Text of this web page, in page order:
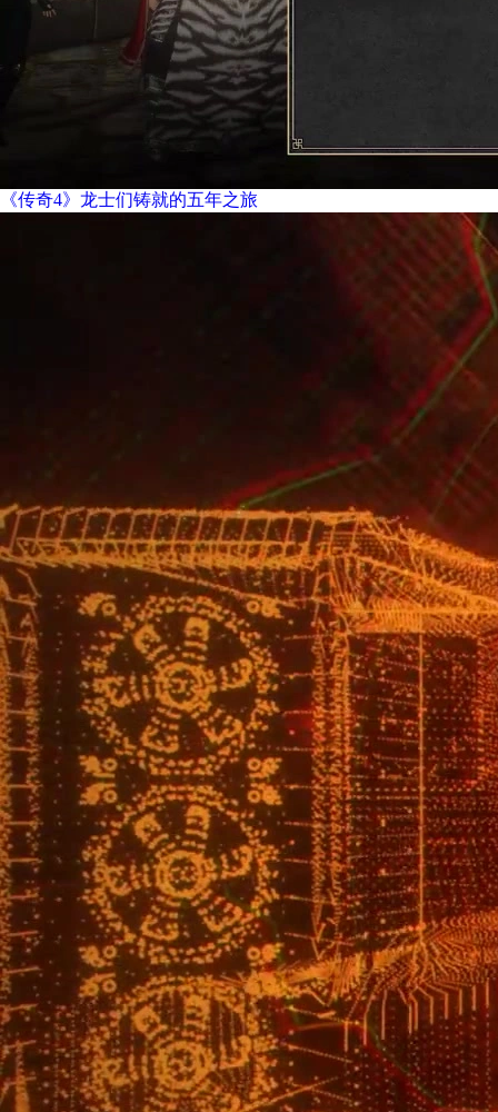
《传奇4》龙士们铸就的五年之旅